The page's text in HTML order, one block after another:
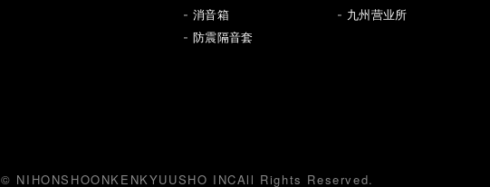
- 消音箱
- 防震隔音套
- 九州营业所
© NIHONSHOONKENKYUUSHO INCAll Rights Reserved.